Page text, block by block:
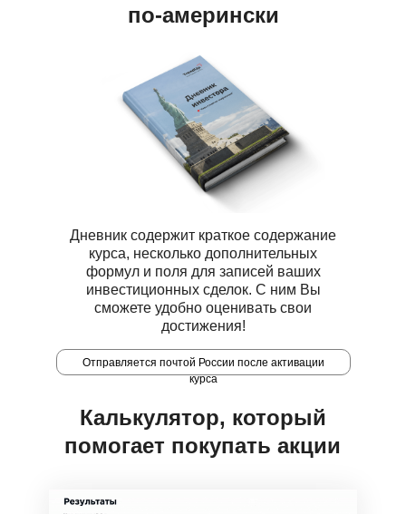
Калькулятор, который
помогает покупать акции
по-амерински
Дневник содержит краткое содержание
курса, несколько дополнительных
формул и поля для записей ваших
инвестиционных сделок. С ним Вы
сможете удобно оценивать свои
достижения!
Отправляется почтой России после активации
курса